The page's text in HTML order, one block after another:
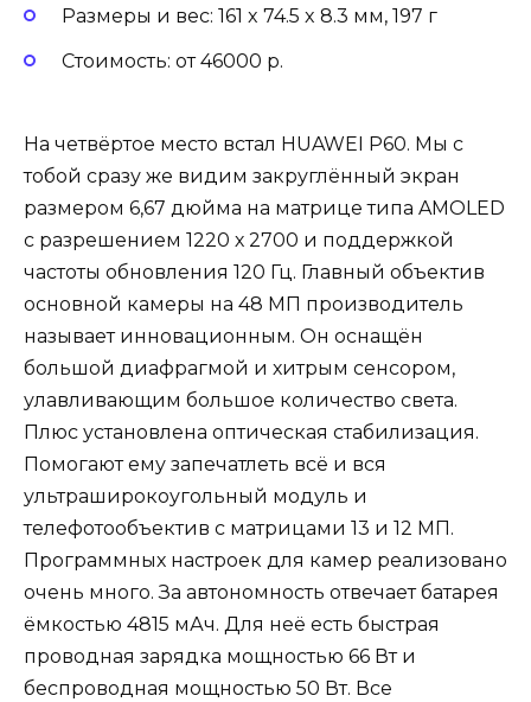
Размеры и вес: 161 x 74.5 x 8.3 мм, 197 г
Стоимость: от 46000 р.
На четвёртое место встал HUAWEI P60. Мы с
тобой сразу же видим закруглённый экран
размером 6,67 дюйма на матрице типа AMOLED
с разрешением 1220 х 2700 и поддержкой
частоты обновления 120 Гц. Главный объектив
основной камеры на 48 МП производитель
называет инновационным. Он оснащён
большой диафрагмой и хитрым сенсором,
улавливающим большое количество света.
Плюс установлена оптическая стабилизация.
Помогают ему запечатлеть всё и вся
ультраширокоугольный модуль и
телефотообъектив с матрицами 13 и 12 МП.
Программных настроек для камер реализовано
очень много. За автономность отвечает батарея
ёмкостью 4815 мАч. Для неё есть быстрая
проводная зарядка мощностью 66 Вт и
беспроводная мощностью 50 Вт. Все